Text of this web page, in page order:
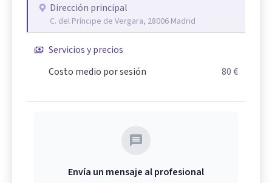
Dirección principal
C. del Príncipe de Vergara, 28006 Madrid
Servicios y precios
Costo medio por sesión
80 €
Envía un mensaje al profesional